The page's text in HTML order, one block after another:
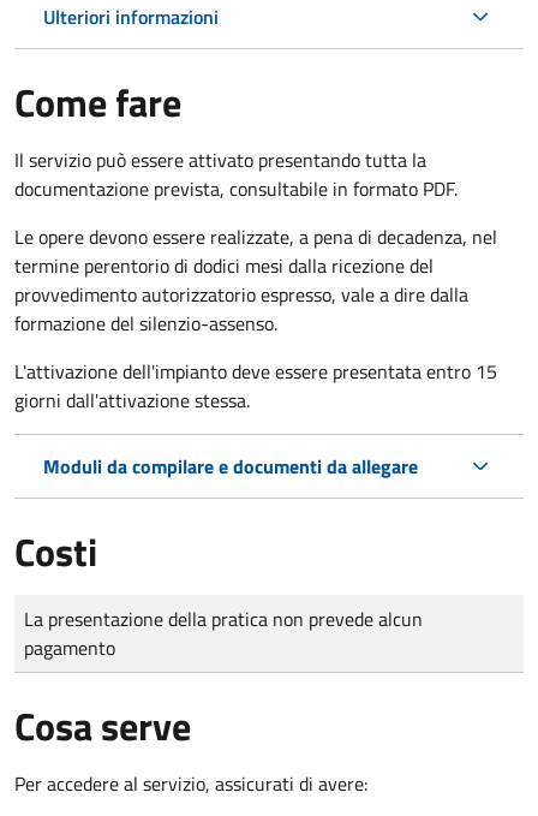
Ulteriori informazioni
Come fare
Il servizio può essere attivato presentando tutta la
documentazione prevista, consultabile in formato PDF.
Le opere devono essere realizzate, a pena di decadenza, nel
termine perentorio di dodici mesi dalla ricezione del
provvedimento autorizzatorio espresso, vale a dire dalla
formazione del silenzio-assenso.
L'attivazione dell'impianto deve essere presentata entro 15
giorni dall'attivazione stessa.
Moduli da compilare e documenti da allegare
Costi
Tipo di pagamento
Importo
La presentazione della pratica non prevede alcun
pagamento
Cosa serve
Per accedere al servizio, assicurati di avere: